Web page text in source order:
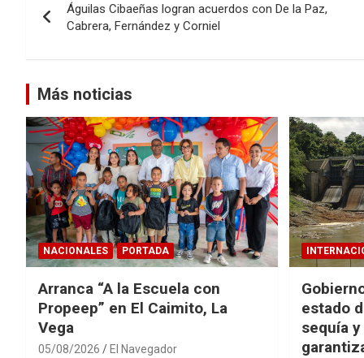
de
entradas
Águilas Cibaeñas logran acuerdos con De la Paz,
Cabrera, Fernández y Corniel
Más noticias
NACIONALES PORTADA
Arranca “A la Escuela con
Propeep” en El Caimito, La
Vega
05/08/2026 El Navegador
estado
sequía